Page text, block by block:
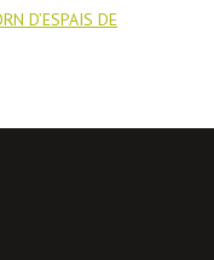
D’ESPAIS DE